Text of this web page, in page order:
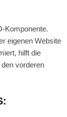
Komponente.
eigenen Website
hilft die
vorderen